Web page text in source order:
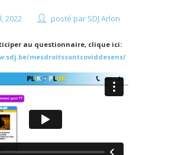
2022 posté par SDJ Arlon
au questionnaire, clique ici:
mesdroitssontcoviddesens/